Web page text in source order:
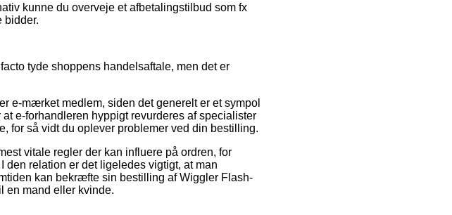
kunne du overveje et afbetalingstilbud som fx
bidder.
tyde shoppens handelsaftale, men det er
e-mærket medlem, siden det generelt er et sympol
e-forhandleren hyppigt revurderes af specialister
for så vidt du oplever problemer ved din bestilling.
vitale regler der kan influere på ordren, for
relation er det ligeledes vigtigt, at man
kan bekræfte sin bestilling af Wiggler Flash-
en mand eller kvinde.